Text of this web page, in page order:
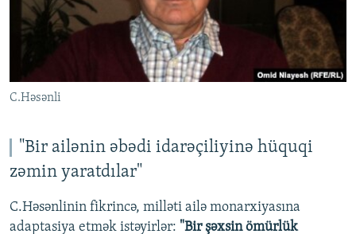
C.Həsənli
"Bir ailənin əbədi idarəçiliyinə hüquqi
zəmin yaratdılar"
C.Həsənlinin fikrincə, milləti ailə monarxiyasına
adaptasiya etmək istəyirlər: "Bir şəxsin ömürlük